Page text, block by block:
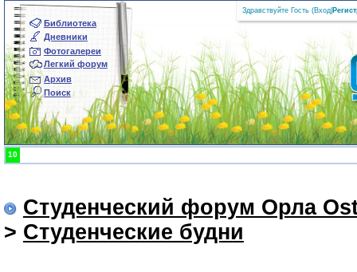
Библиотека
Дневники
Фотогалереи
Легкий форум
Архив
Поиск
Здравствуйте Гость (Вход
10
Студенческий форум Орла
> Студенческие будни